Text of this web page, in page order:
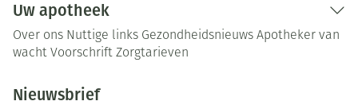
Uw apotheek
Over ons Nuttige links Gezondheidsnieuws Apotheker van
wacht Voorschrift Zorgtarieven
Nieuwsbrief